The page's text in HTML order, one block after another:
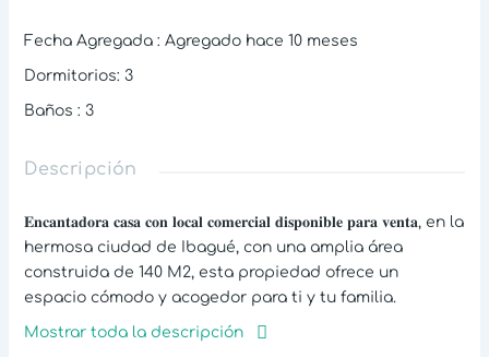
Fecha Agregada: Agregado hace 10 meses
Dormitorios: 3
Baños: 3
Descripción
𝐄𝐧𝐜𝐚𝐧𝐭𝐚𝐝𝐨𝐫𝐚 𝐜𝐚𝐬𝐚 𝐜𝐨𝐧 𝐥𝐨𝐜𝐚𝐥 𝐜𝐨𝐦𝐞𝐫𝐜𝐢𝐚𝐥 𝐝𝐢𝐬𝐩𝐨𝐧𝐢𝐛𝐥𝐞 𝐩𝐚𝐫𝐚 𝐯𝐞𝐧𝐭𝐚, en la
hermosa ciudad de Ibagué, con una amplia área
construida de 140 M2, esta propiedad ofrece un
espacio cómodo y acogedor para ti y tu familia.
Esta encantadora casa cuenta con 3 amplias alcobas,
Mostrar toda la descripción